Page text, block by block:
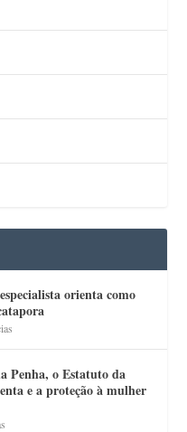
orienta como
Penha, o Estatuto da
e a proteção à mulher